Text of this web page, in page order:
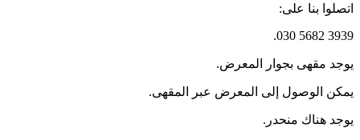
اتصلوا بنا على:
030 5682 3939.
يوجد مقهى بجوار المعرض.
يمكن الوصول إلى المعرض عبر المقهى.
يوجد هناك منحدر.